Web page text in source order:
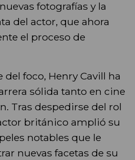
fotografías y la
del actor, que ahora
el proceso de
del foco, Henry Cavill ha
sólida tanto en cine
Tras despedirse del rol
británico amplió su
notables que le
nuevas facetas de su